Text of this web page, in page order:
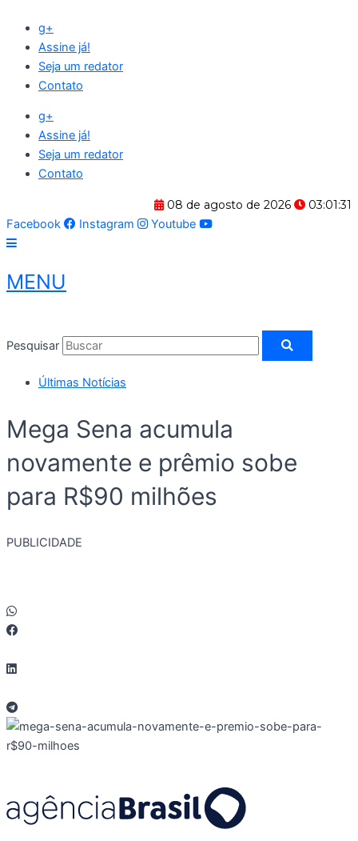
para
conteúdo
g+
Assine já!
Seja um redator
Contato
g+
Assine já!
Seja um redator
Contato
08 de agosto de 2026
03:01:32
Facebook
Instagram Youtube
MENU
Pesquisar
Últimas Notícias
Mega Sena acumula
novamente e prêmio sobe
para R$90 milhões
PUBLICIDADE